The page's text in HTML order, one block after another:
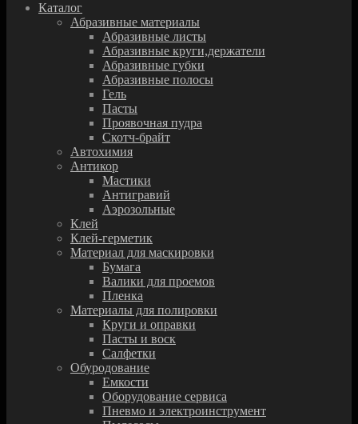
Каталог
Абразивные материалы
Абразивные листы
Абразивные круги,держатели
Абразивные губки
Абразивные полосы
Гель
Пасты
Проявочная пудра
Скотч-брайт
Автохимия
Антикор
Мастики
Антигравий
Аэрозольные
Клей
Клей-герметик
Материал для маскировки
Бумага
Валики для проемов
Пленка
Материалы для полировки
Круги и оправки
Пасты и воск
Салфетки
Обуродование
Емкости
Оборудование сервиса
Пневмо и электроинструмент